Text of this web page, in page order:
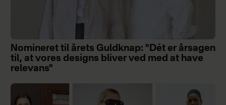
Nomineret til årets Guldknap: "Dét er årsagen
til, at vores designs bliver ved med at have
relevans"